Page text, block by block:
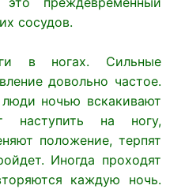
сосудов.
в ногах. Сильные
довольно частое.
ночью вскакивают
наступить на ногу,
положение, терпят
Иногда проходят
каждую ночь.